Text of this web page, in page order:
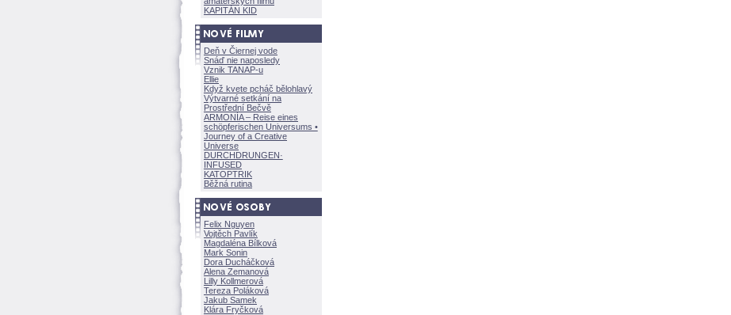
KAPITÁN KID
Deň v Čiernej vode
Snáď nie naposledy
Vznik TANAP-u
Ellie
Když kvete pcháč bělohlavý
Výtvarné setkání na
Prostřední Bečvě
ARMONÍA – Reise eines
schöpferischen Universums •
Journey of a Creative
Universe
DURCHDRUNGEN·
INFUSED
KATOPTRIK
Běžná rutina
Felix Nguyen
Vojtěch Pavlík
Magdaléna Bílkov
Mark Sonin
Dora Ducháčkov
Alena Zemanov
Lilly Kollmerov
Tereza Polákov
Jakub Samek
Klára Fryčkov